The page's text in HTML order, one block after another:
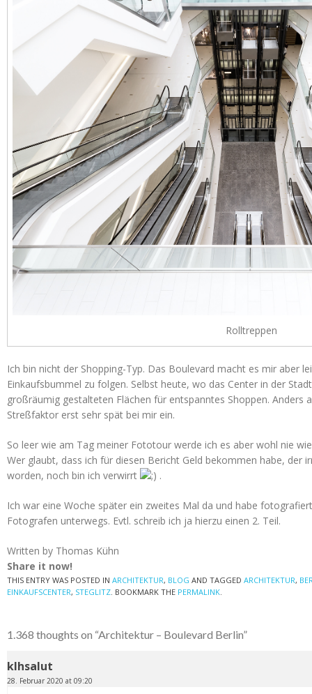
Rolltreppen
Ich bin nicht der Shopping-Typ. Das Boulevard macht es mir aber
Einkaufsbummel zu folgen. Selbst heute, wo das Center in der
großräumig gestalteten Flächen für entspanntes Shoppen. Anders
Streßfaktor erst sehr spät bei mir ein.
So leer wie am Tag meiner Fototour werde ich es aber wohl nie
Wer glaubt, dass ich für diesen Bericht Geld bekommen habe, der
worden, noch bin ich verwirrt
.
Ich war eine Woche später ein zweites Mal da und habe
Fotografen unterwegs. Evtl. schreib ich ja hierzu einen 2. Teil.
Written by Thomas Kühn
Share it now!
THIS ENTRY WAS POSTED IN ARCHITEKTUR, BLOG AND TAGGED ARCHITEKTUR,
EINKAUFSCENTER, STEGLITZ. BOOKMARK THE PERMALINK.
1.368 thoughts on “Architektur – Boulevard Berlin”
klhsalut
28. Februar 2020 at 09:20